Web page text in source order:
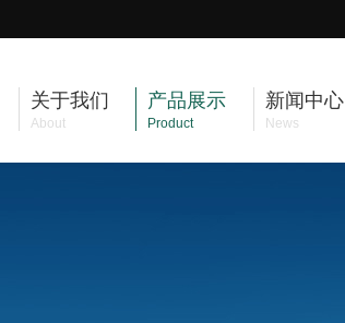
关于我们
About
产品展示
Product
新闻中心
News